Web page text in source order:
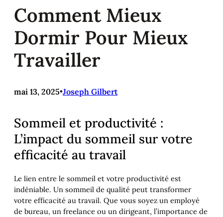
Comment Mieux
Dormir Pour Mieux
Travailler
mai 13, 2025•Joseph Gilbert
Sommeil et productivité :
L’impact du sommeil sur votre
efficacité au travail
Le lien entre le sommeil et votre productivité est
indéniable. Un sommeil de qualité peut transformer
votre efficacité au travail. Que vous soyez un employé
de bureau, un freelance ou un dirigeant, l’importance de